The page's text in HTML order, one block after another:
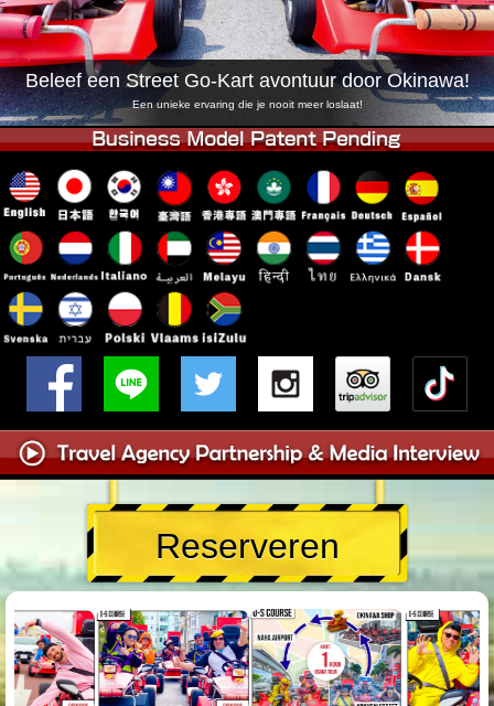
Tokio Akihabara#2 Tokio Shibuya
Tokio Shibuya Annex Tokio Baai
Tokio Asakusa Osaka
Okinawa
Beleef een Street Go-Kart avontuur door Okinawa!
Een unieke ervaring die je nooit meer loslaat!
Reserveren